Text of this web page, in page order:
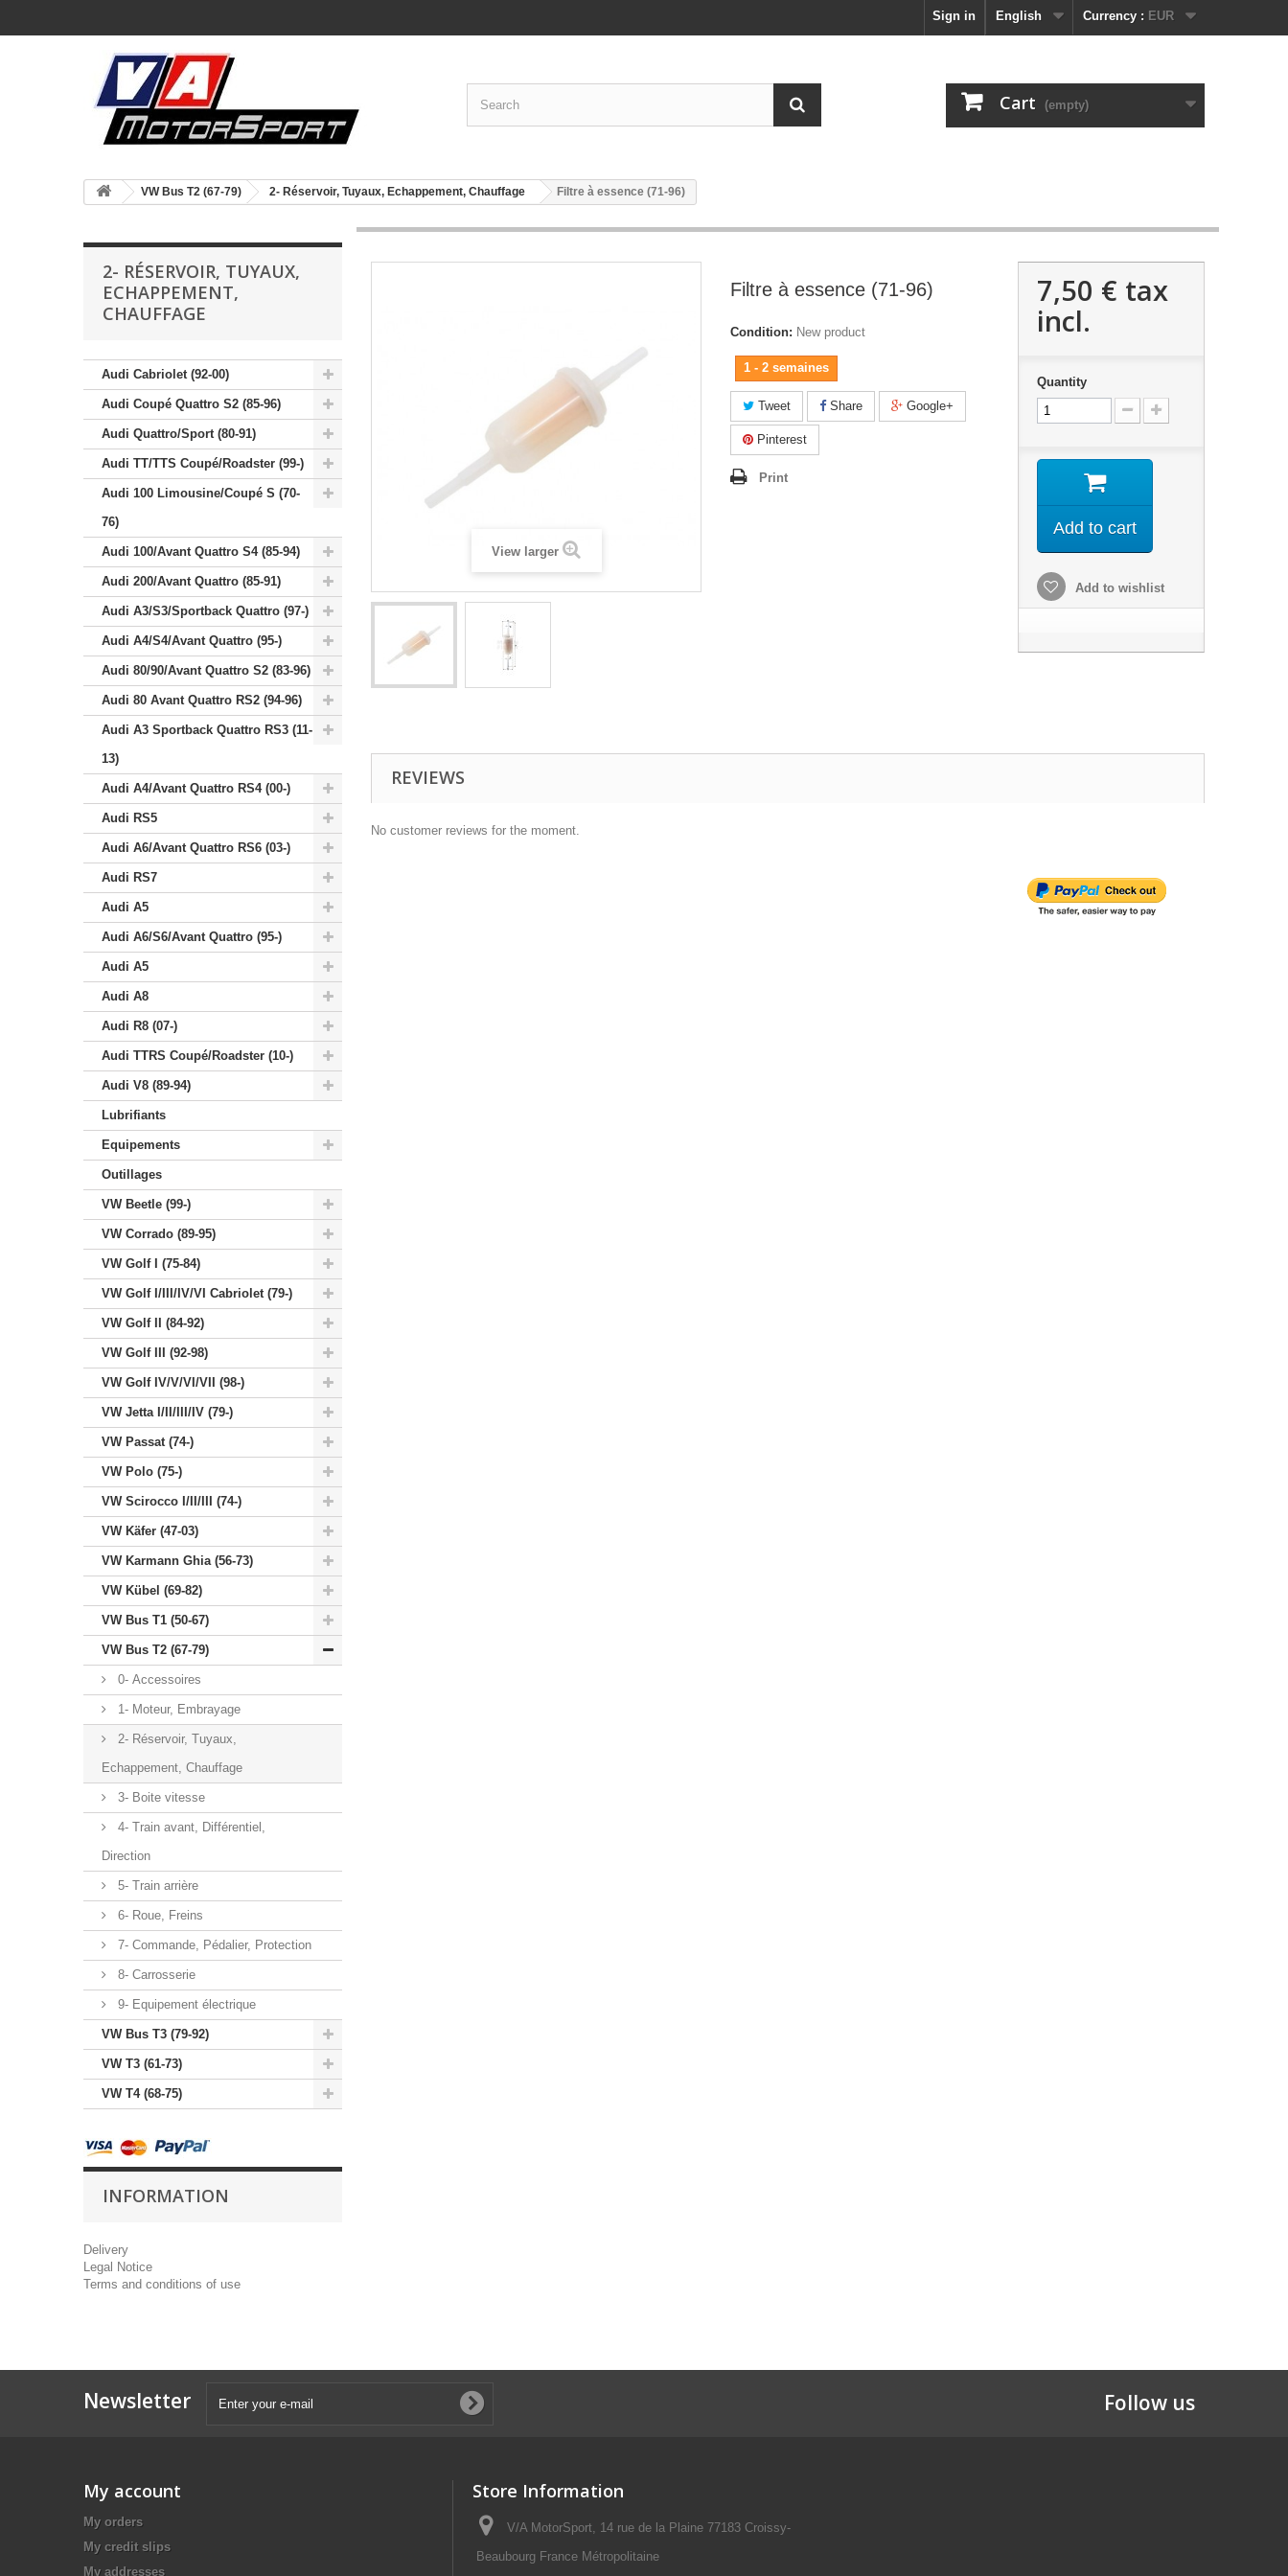
Currency : EUR
English
Sign in
Cart (empty)
VW Bus T2 (67-79) 2- Réservoir, Tuyaux, Echappement, Chauffage Filtre à essence (71-96)
2- RÉSERVOIR, TUYAUX,
ECHAPPEMENT,
CHAUFFAGE
Audi Cabriolet (92-00)
Audi Coupé Quattro S2 (85-96)
Audi Quattro/Sport (80-91)
Audi TT/TTS Coupé/Roadster (99-)
Audi 100 Limousine/Coupé S (70-
76)
Audi 100/Avant Quattro S4 (85-94)
Audi 200/Avant Quattro (85-91)
Audi A3/S3/Sportback Quattro (97-)
Audi A4/S4/Avant Quattro (95-)
Audi 80/90/Avant Quattro S2 (83-96)
Audi 80 Avant Quattro RS2 (94-96)
Audi A3 Sportback Quattro RS3 (11-
13)
Audi A4/Avant Quattro RS4 (00-)
Audi RS5
Audi A6/Avant Quattro RS6 (03-)
Audi RS7
Audi A5
Audi A6/S6/Avant Quattro (95-)
Audi A5
Audi A8
Audi R8 (07-)
Audi TTRS Coupé/Roadster (10-)
Audi V8 (89-94)
Lubrifiants
Equipements
Outillages
VW Beetle (99-)
VW Corrado (89-95)
VW Golf I (75-84)
VW Golf I/III/IV/VI Cabriolet (79-)
VW Golf II (84-92)
VW Golf III (92-98)
VW Golf IV/V/VI/VII (98-)
VW Jetta I/II/III/IV (79-)
VW Passat (74-)
VW Polo (75-)
VW Scirocco I/II/III (74-)
VW Käfer (47-03)
VW Karmann Ghia (56-73)
VW Kübel (69-82)
VW Bus T1 (50-67)
VW Bus T2 (67-79)
0- Accessoires
1- Moteur, Embrayage
2- Réservoir, Tuyaux,
Echappement, Chauffage
3- Boite vitesse
4- Train avant, Différentiel,
Direction
5- Train arrière
6- Roue, Freins
7- Commande, Pédalier, Protection
8- Carrosserie
9- Equipement électrique
VW Bus T3 (79-92)
VW T3 (61-73)
VW T4 (68-75)
INFORMATION
Delivery
Legal Notice
Terms and conditions of use
View larger
Filtre à essence (71-96)
Condition: New product
1 - 2 semaines
Tweet Share Google+
Pinterest
Print
7,50 € tax
incl.
Quantity
Add to cart
Add to wishlist
REVIEWS
No customer reviews for the moment.
Newsletter Follow us
My account
My orders
My credit slips
My addresses
Store Information
V/A MotorSport, 14 rue de la Plaine 77183 Croissy-
Beaubourg France Métropolitaine